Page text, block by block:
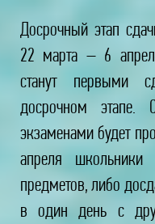
Досрочный этап
22 марта – 6
станут первыми
досрочном этапе.
экзаменами будет
апреля
предметов, либо
в один день с